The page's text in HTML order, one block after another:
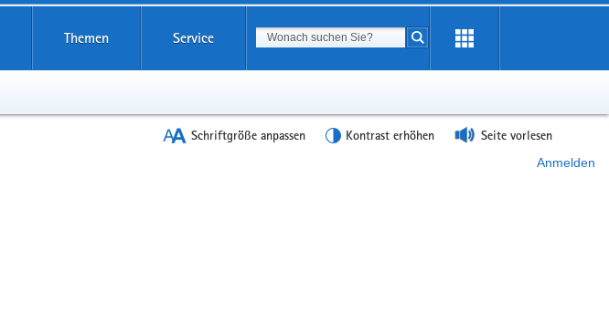
Themen Service Suchbegriff
Suche starten
Schriftgröße anpassen Kontrast erhöhen Seite vorlesen
Anmelden